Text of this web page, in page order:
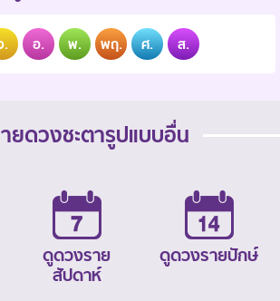
. อ. พ. พฤ. ศ. ส.
ยดวงชะตารูปแบบอื่น
ดูดวงราย
สัปดาห์
ดูดวงรายปักษ์